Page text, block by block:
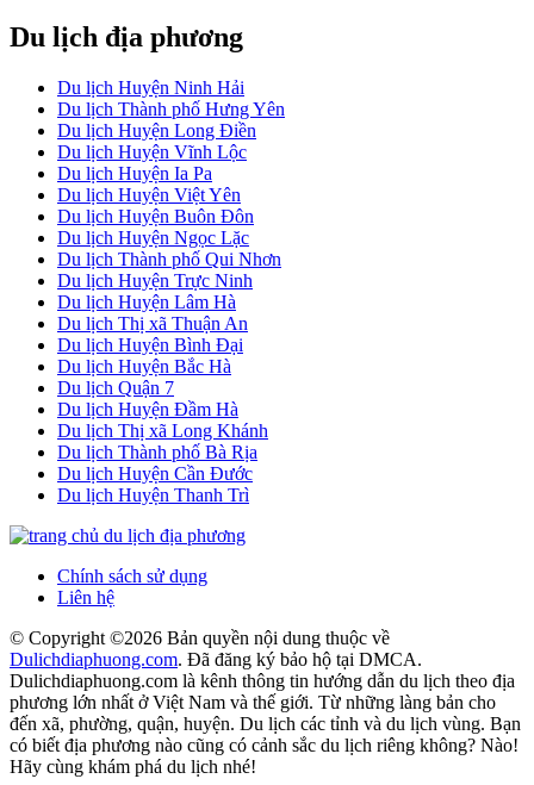
Du lịch địa phương
Du lịch Huyện Ninh Hải
Du lịch Thành phố Hưng Yên
Du lịch Huyện Long Điền
Du lịch Huyện Vĩnh Lộc
Du lịch Huyện Ia Pa
Du lịch Huyện Việt Yên
Du lịch Huyện Buôn Đôn
Du lịch Huyện Ngọc Lặc
Du lịch Thành phố Qui Nhơn
Du lịch Huyện Trực Ninh
Du lịch Huyện Lâm Hà
Du lịch Thị xã Thuận An
Du lịch Huyện Bình Đại
Du lịch Huyện Bắc Hà
Du lịch Quận 7
Du lịch Huyện Đầm Hà
Du lịch Thị xã Long Khánh
Du lịch Thành phố Bà Rịa
Du lịch Huyện Cần Đước
Du lịch Huyện Thanh Trì
Chính sách sử dụng
Liên hệ
© Copyright ©2026 Bản quyền nội dung thuộc về
Dulichdiaphuong.com. Đã đăng ký bảo hộ tại DMCA.
Dulichdiaphuong.com là kênh thông tin hướng dẫn du lịch theo địa
phương lớn nhất ở Việt Nam và thế giới. Từ những làng bản cho
đến xã, phường, quận, huyện. Du lịch các tỉnh và du lịch vùng. Bạn
có biết địa phương nào cũng có cảnh sắc du lịch riêng không? Nào!
Hãy cùng khám phá du lịch nhé!